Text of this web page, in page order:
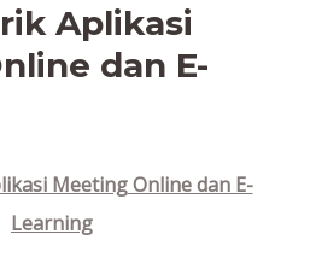
Aplikasi
dan E-
Meeting Online dan E-
Learning